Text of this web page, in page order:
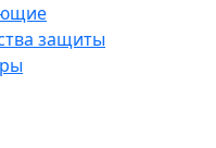
защиты